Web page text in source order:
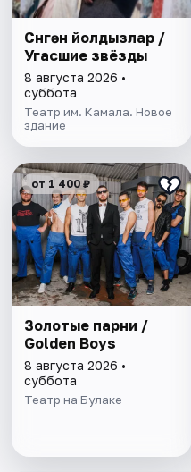
Cүнгән йолдызлар /
Угасшие звёзды
8 августа 2026 •
суббота
Театр им. Камала. Новое
здание
от 1 400 ₽
Золотые парни /
Golden Boys
8 августа 2026 •
суббота
Театр на Булаке